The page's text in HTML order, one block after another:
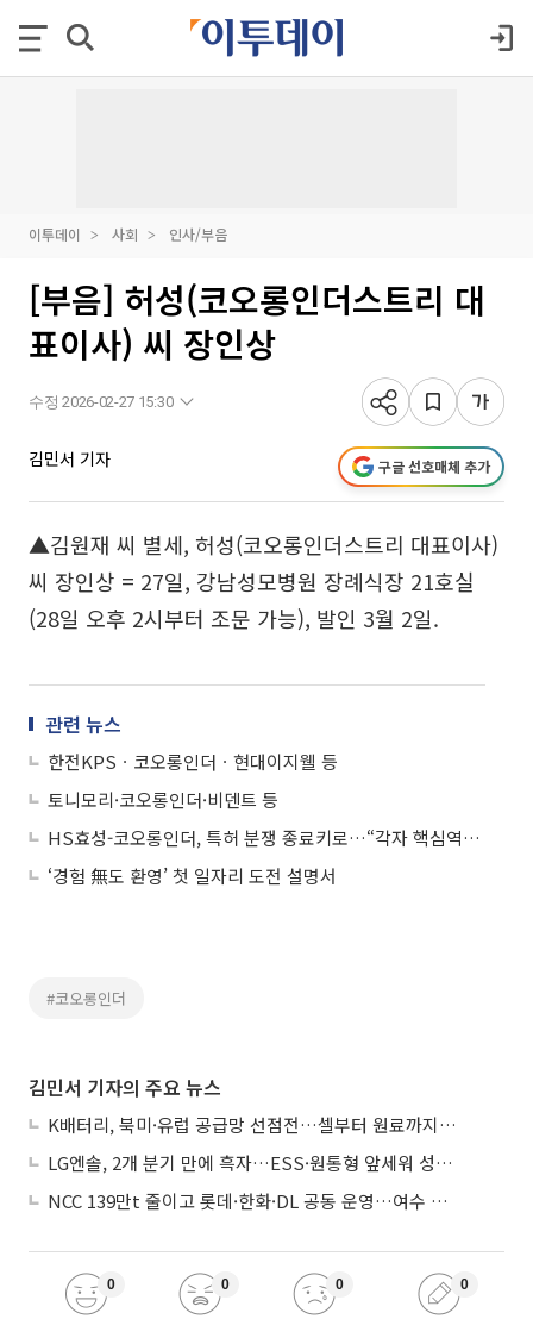
이투데이 사회 인사/부음
[부음] 허성(코오롱인더스트리 대
표이사) 씨 장인상
수정 2026-02-27 15:30
김민서 기자 구글 선호매체 추가
▲김원재 씨 별세, 허성(코오롱인더스트리 대표이사)
씨 장인상 = 27일, 강남성모병원 장례식장 21호실
(28일 오후 2시부터 조문 가능), 발인 3월 2일.
관련 뉴스
한전KPSㆍ코오롱인더ㆍ현대이지웰 등
토니모리·코오롱인더·비덴트 등
HS효성-코오롱인더, 특허 분쟁 종료키로…“각자 핵심역량에 집중”
‘경험 無도 환영’ 첫 일자리 도전 설명서
#코오롱인더
김민서 기자의 주요 뉴스
K배터리, 북미·유럽 공급망 선점전…셀부터 원료까지 현지화
LG엔솔, 2개 분기 만에 흑자…ESS·원통형 앞세워 성장 가속
NCC 139만t 줄이고 롯데·한화·DL 공동 운영…여수 1호 본궤도
0 0 0 0